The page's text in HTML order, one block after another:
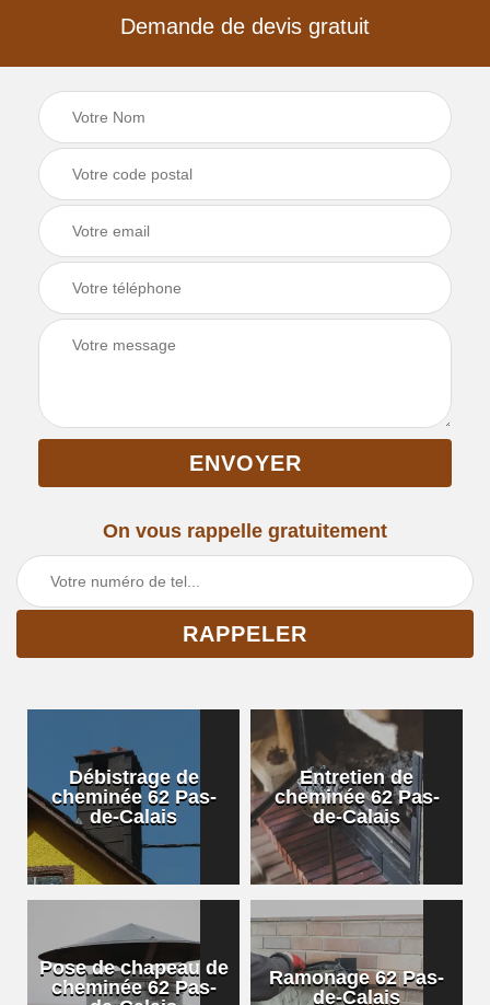
Demande de devis gratuit
On vous rappelle gratuitement
Débistrage de
cheminée 62 Pas-
de-Calais
Entretien de
cheminée 62 Pas-
de-Calais
Pose de chapeau de
cheminée 62 Pas-
Ramonage 62 Pas-
de-Calais